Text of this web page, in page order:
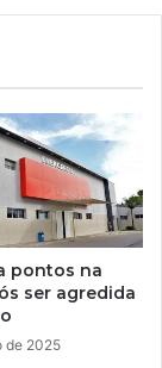
pontos na
ser agredida
de 2025